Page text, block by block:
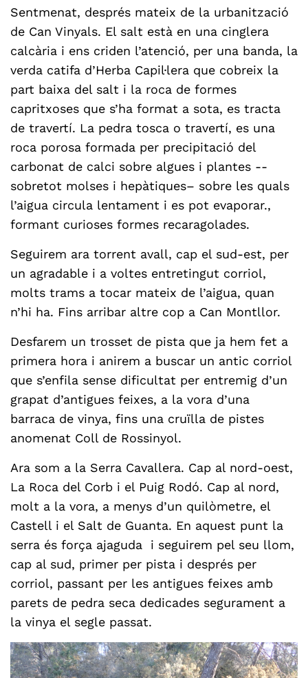
Sentmenat, després mateix de la urbanització
de Can Vinyals. El salt està en una cinglera
calcària i ens criden l’atenció, per una banda, la
verda catifa d’Herba Capil·lera que cobreix la
part baixa del salt i la roca de formes
capritxoses que s’ha format a sota, es tracta
de travertí. La pedra tosca o travertí, es una
roca porosa formada per precipitació del
carbonat de calci sobre algues i plantes --
sobretot molses i hepàtiques– sobre les quals
l’aigua circula lentament i es pot evaporar.,
formant curioses formes recaragolades.
Seguirem ara torrent avall, cap el sud-est, per
un agradable i a voltes entretingut corriol,
molts trams a tocar mateix de l’aigua, quan
n’hi ha. Fins arribar altre cop a Can Montllor.
Desfarem un trosset de pista que ja hem fet a
primera hora i anirem a buscar un antic corriol
que s’enfila sense dificultat per entremig d’un
grapat d’antigues feixes, a la vora d’una
barraca de vinya, fins una cruïlla de pistes
anomenat Coll de Rossinyol.
Ara som a la Serra Cavallera. Cap al nord-oest,
La Roca del Corb i el Puig Rodó. Cap al nord,
molt a la vora, a menys d’un quilòmetre, el
Castell i el Salt de Guanta. En aquest punt la
serra és força ajaguda i seguirem pel seu llom,
cap al sud, primer per pista i després per
corriol, passant per les antigues feixes amb
parets de pedra seca dedicades segurament a
la vinya el segle passat.